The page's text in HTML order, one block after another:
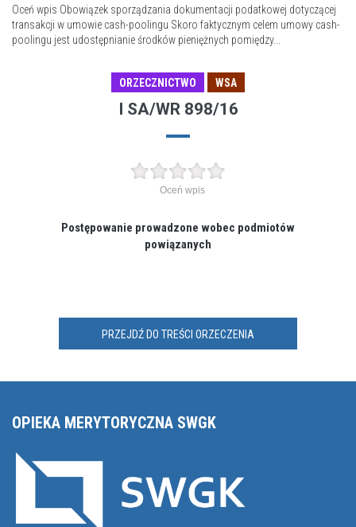
Oceń wpis Obowiązek sporządzania dokumentacji podatkowej dotyczącej
transakcji w umowie cash-poolingu Skoro faktycznym celem umowy cash-
poolingu jest udostępnianie środków pieniężnych pomiędzy...
ORZECZNICTWO WSA
I SA/WR 898/16
Oceń wpis
Postępowanie prowadzone wobec podmiotów
powiązanych
PRZEJDŹ DO TREŚCI ORZECZENIA
OPIEKA MERYTORYCZNA SWGK